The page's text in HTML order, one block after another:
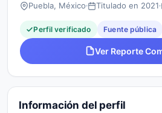
Puebla, México Titulado en 2021
Perfil verificado Fuente pública
Ver Reporte
Información del perfil